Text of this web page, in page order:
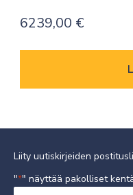
6239,00 €
Liity uutiskirjeiden
"*" näyttää pakolliset